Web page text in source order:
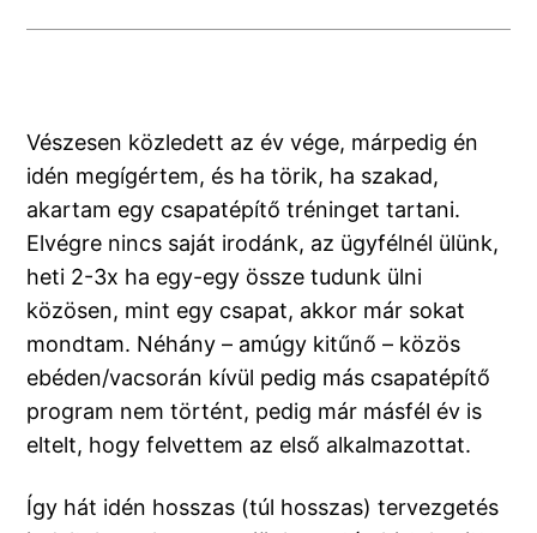
Vészesen közledett az év vége, márpedig én
idén megígértem, és ha törik, ha szakad,
akartam egy csapatépítő tréninget tartani.
Elvégre nincs saját irodánk, az ügyfélnél ülünk,
heti 2-3x ha egy-egy össze tudunk ülni
közösen, mint egy csapat, akkor már sokat
mondtam. Néhány – amúgy kitűnő – közös
ebéden/vacsorán kívül pedig más csapatépítő
program nem történt, pedig már másfél év is
eltelt, hogy felvettem az első alkalmazottat.
Így hát idén hosszas (túl hosszas) tervezgetés